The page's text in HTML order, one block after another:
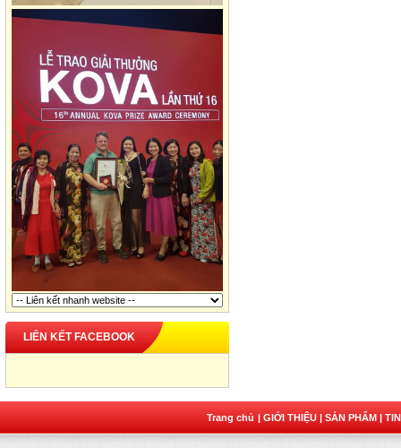
LIÊN KẾT FACEBOOK
Trang chủ | GIỚI THIỆU | SẢN PHẨM |